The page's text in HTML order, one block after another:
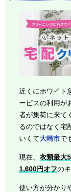
近くにホワイト
ービスの利用が
者が集荷に来て
るのではなく宅
いくて大崎市で
現在、 衣類最大
1,600円オフの
使い方が分かり